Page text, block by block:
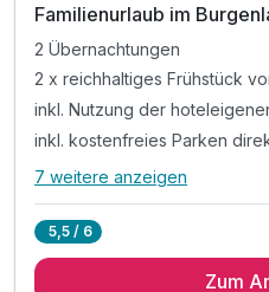
Familienurlaub im
2 Übernachtungen
2 x reichhaltiges Frühstück
inkl. Nutzung der
inkl. kostenfreies Parken
Alle Inklusivleistungen
2 x reichhaltiges Frühstück
7 weitere anzeigen
5,5 / 6
Zum